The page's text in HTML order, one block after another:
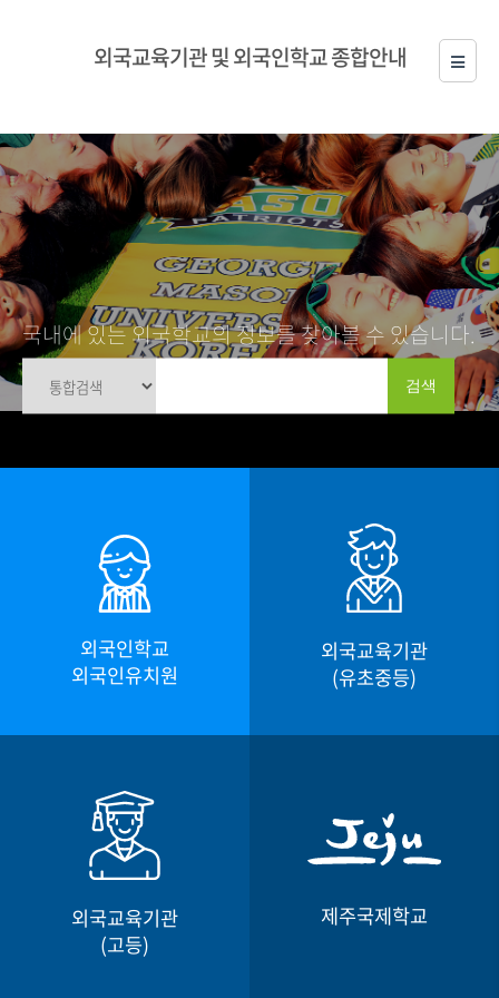
외국교육기관 및 외국인학교 종합안내
국내에 있는 외국학교의 정보를 찾아볼 수 있습니다.
검색
외국인학교
외국인유치원
외국인학교
외국인유치원
외국교육기관
(유초중등)
외국교육기관
외국교육기관
(고등)
제주국제학교